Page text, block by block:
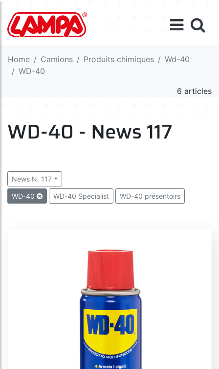
Home Camions Produits chimiques
Wd-40
WD-40
6 articles
WD-40 - News 117
News N. 117
WD-40 WD-40 Specialist WD-40 présentoirs